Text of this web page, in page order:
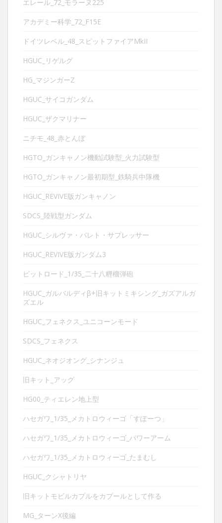
エレール_72_モラーヌ225
アカデミー科学_72_F15E
ドイツレベル_48_スピットファイアMkII
HGUC_リゲルグ
HG_マジンガーZ
HGUC_サイコガンダム
HGUC_ザクマリナー
ニチモ_48_赤とんぼ
HGTO_ガンキャノン機動試験型_火力試験型
HGTO_ガンキャノン最初期型_鉄騎兵中隊機
HGUC_REVIVE版ガンキャノン
SDCS_陸戦型ガンダム
HGUC_シルヴァ・バレト・サプレッサー
HGUC_REVIVE版ガンダム3
ピットロード_1/35_二十八糎榴弾砲
HGUC_ガルバルディβ+旧キットミキシング_ガズアルガ
ズエル
HGUC_フェネクス_ユニコーンモード
SDCS_フェネクス
HGUC_ネオジオング_シナンジュ
旧キット_アッグ
HG00_ティエレン地上型
ハセガワ_1/35_メカトロウィーゴ「すぽーつ」
ハセガワ_1/35_メカトロウィーゴ_パワーアーム
ハセガワ_1/35_メカトロウィーゴ_たまむし
HGUC_クシャトリヤ
旧キットモビルカプルをカプールとして作る
MG_ターンX後編